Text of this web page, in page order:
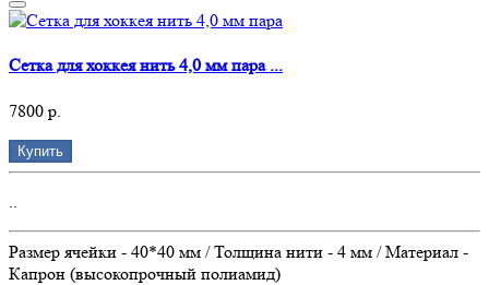
Сетка для хоккея нить 4,0 мм пара ...
7800 р.
Купить
Размер ячейки - 40*40 мм / Толщина нити - 4 мм / Материал -
Капрон (высокопрочный полиамид)